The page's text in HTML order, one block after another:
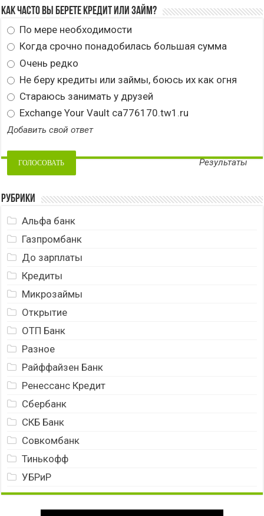
Как часто вы берете кредит или займ?
По мере необходимости
Когда срочно понадобилась большая сумма
Очень редко
Не беру кредиты или займы, боюсь их как огня
Стараюсь занимать у друзей
Exchange Your Vault ca776170.tw1.ru
Добавить свой ответ
Результаты
Рубрики
Альфа банк
Газпромбанк
До зарплаты
Кредиты
Микрозаймы
Открытие
ОТП Банк
Разное
Райффайзен Банк
Ренессанс Кредит
Сбербанк
СКБ Банк
Совкомбанк
Тинькофф
УБРиР